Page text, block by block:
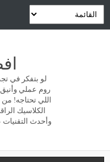
لو بتفكر في
روم عملي
اللي تحتاجه!
الكلاسيك
وأحدث